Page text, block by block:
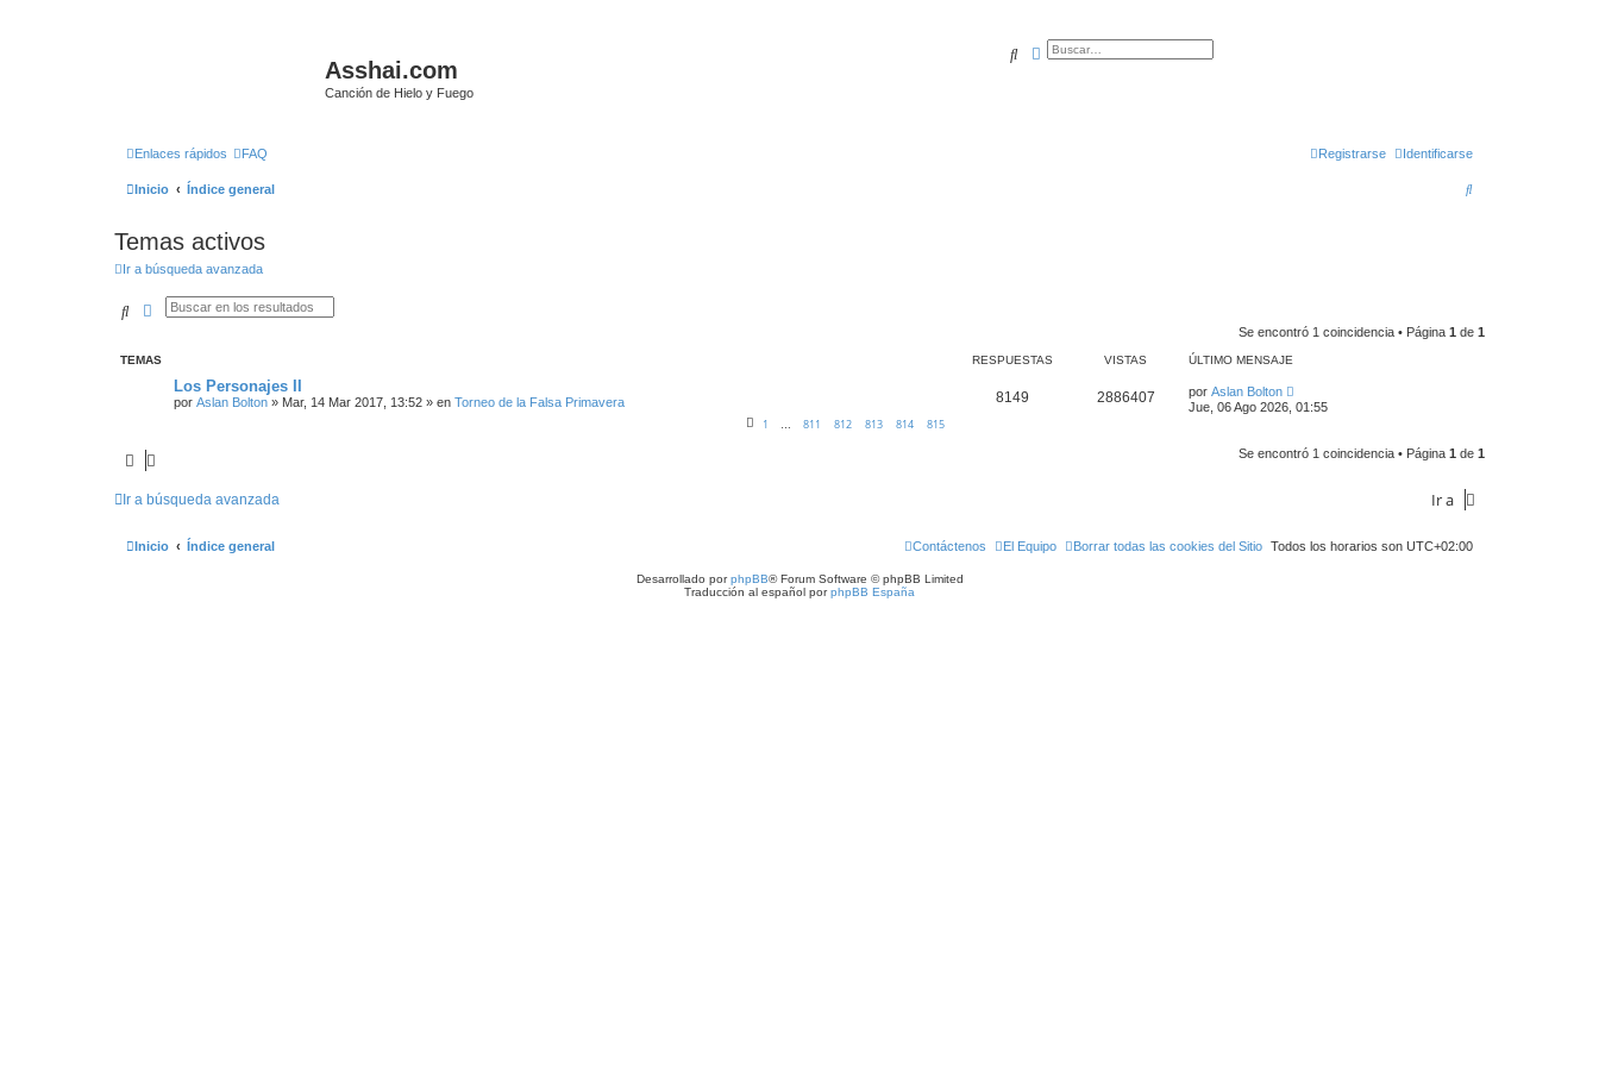
Asshai.com
Canción de Hielo y Fuego
BuscarBúsqueda avanzada
Enlaces rápidos FAQ Identificarse
Registrarse
Inicio Índice general
B
r
Temas activos
Ir a búsqueda avanzada
BuscarBúsqueda avanzada
Se encontró 1 coincidencia • Página 1 de 1
TEMAS RESPUESTAS VISTAS ÚLTIMO MENSAJE
Los Personajes II
por Aslan Bolton » Mar, 14 Mar 2017, 13:52 » en Torneo de la Falsa Primavera
1 … 811 812 813 814 815
8149 2886407 por Aslan Bolton
Jue, 06 Ago 2026, 01:55
Se encontró 1 coincidencia • Página 1 de 1
Ir a búsqueda avanzada Ir a
Inicio Índice general Todos los horarios son UTC+02:00
Borrar todas las cookies del Sitio
El Equipo
Contáctenos
Desarrollado porphpBB® Forum Software © phpBB Limited
Traducción al español porphpBB España